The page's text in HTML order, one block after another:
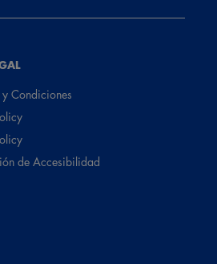
y Condiciones
de Accesibilidad